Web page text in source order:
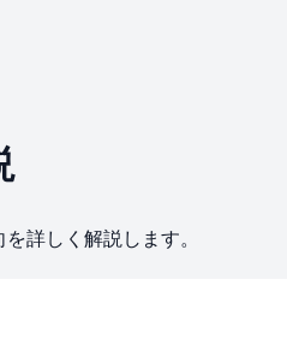
詳しく解説します。